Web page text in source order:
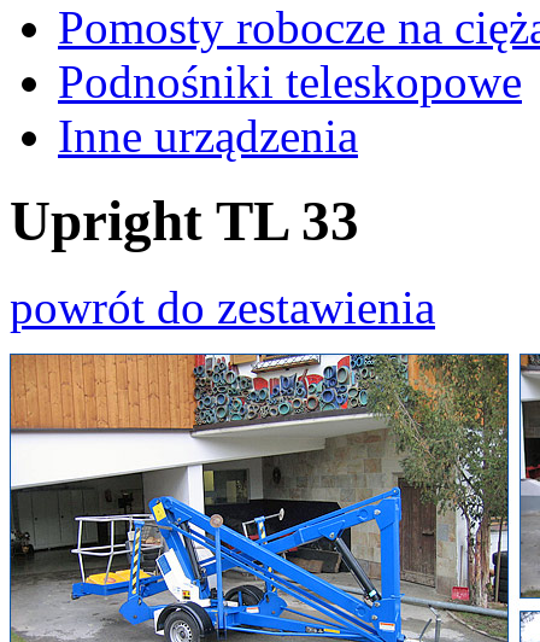
Pomosty robocze na
Podnośniki teleskopowe
Inne urządzenia
Upright TL 33
powrót do zestawienia